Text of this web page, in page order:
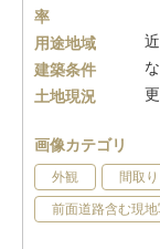
率
用途地域
建築条件
土地現況
画像カテゴリ
外観 間取り
前面道路含む現